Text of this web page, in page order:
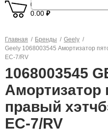
0 товаров
0.00 ₽
Главная / Бренды / Geely /
Geely 1068003545 Амортизатор
EC-7/RV
1068003545
Амортизатор
правый
EC-7/RV